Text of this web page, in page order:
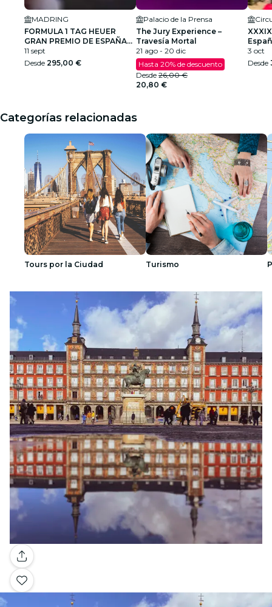
MADRING
FORMULA 1 TAG HEUER
GRAN PREMIO DE ESPAÑA
2026
11 sept
Desde 295,00 €
Palacio de la Prensa
The Jury Experience –
Travesía Mortal
21 ago - 20 dic
Hasta 20% de descuento
Desde 26,00 €
20,80 €
3 oct
Desde
Categorías relacionadas
Tours por la Ciudad Turismo